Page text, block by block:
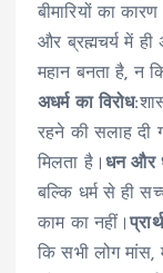
बीमारियों का
और ब्रह्मचर्य में
महान बनता है, न
अधर्म का विरोध:
रहने की सलाह दी
मिलता है। धन और
बल्कि धर्म से ही
काम का नहीं।
कि सभी लोग मांस,